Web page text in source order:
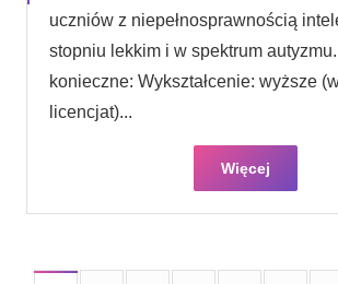
uczniów z niepełnosprawnością
stopniu lekkim i w spektrum
konieczne: Wykształcenie: wyższe
licencjat)...
Więcej